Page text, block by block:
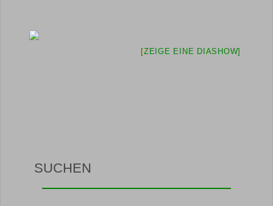
[ZEIGE EINE DIASHOW]
SUCHEN